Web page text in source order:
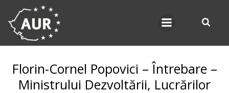
Florin-Cornel Popovici – Întrebare –
Ministrului Dezvoltării, Lucrărilor